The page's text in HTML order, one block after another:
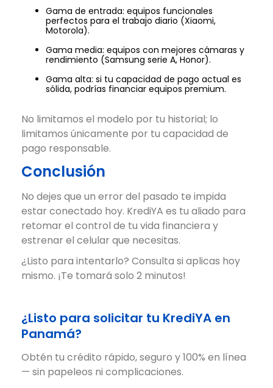
Gama de entrada: equipos funcionales
perfectos para el trabajo diario (Xiaomi,
Motorola).
Gama media: equipos con mejores cámaras y
rendimiento (Samsung serie A, Honor).
Gama alta: si tu capacidad de pago actual es
sólida, podrías financiar equipos premium.
No limitamos el modelo por tu historial; lo
limitamos únicamente por tu capacidad de
pago responsable.
Conclusión
No dejes que un error del pasado te impida
estar conectado hoy. KrediYA es tu aliado para
retomar el control de tu vida financiera y
estrenar el celular que necesitas.
¿Listo para intentarlo? Consulta si aplicas hoy
mismo. ¡Te tomará solo 2 minutos!
¿Listo para solicitar tu KrediYA en
Panamá?
Obtén tu crédito rápido, seguro y 100% en línea
— sin papeleos ni complicaciones.